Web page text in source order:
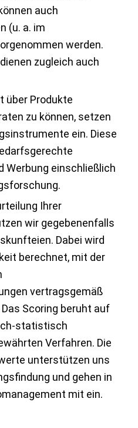
auch
(u. a. im
werden.
zugleich auch
über Produkte
zu können, setzen
ein. Diese
Werbung einschließlich
Ihrer
wir gegebenenfalls
Dabei wird
berechnet, mit der
vertragsgemäß
Scoring beruht auf
statistisch
Verfahren. Die
unterstützen uns
und gehen in
mit ein.